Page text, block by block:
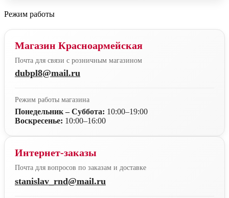
Режим работы
Магазин Красноармейская
Почта для связи с розничным магазином
dubpl8@mail.ru
Режим работы магазина
Понедельник – Суббота: 10:00–19:00
Воскресенье: 10:00–16:00
Интернет-заказы
Почта для вопросов по заказам и доставке
stanislav_rnd@mail.ru